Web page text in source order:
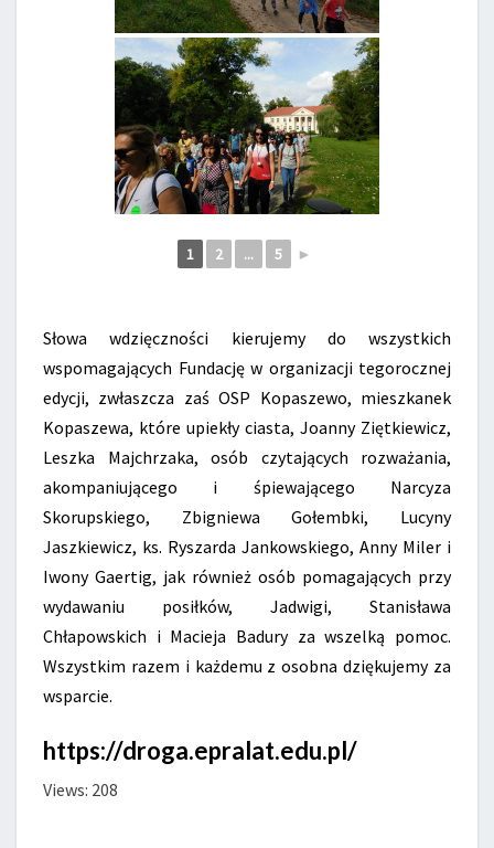
1 2 ... 5 ►
Słowa wdzięczności kierujemy do wszystkich
wspomagających Fundację w organizacji tegorocznej
edycji, zwłaszcza zaś OSP Kopaszewo, mieszkanek
Kopaszewa, które upiekły ciasta, Joanny Ziętkiewicz,
Leszka Majchrzaka, osób czytających rozważania,
akompaniującego i śpiewającego Narcyza
Skorupskiego, Zbigniewa Gołembki, Lucyny
Jaszkiewicz, ks. Ryszarda Jankowskiego, Anny Miler i
Iwony Gaertig, jak również osób pomagających przy
wydawaniu posiłków, Jadwigi, Stanisława
Chłapowskich i Macieja Badury za wszelką pomoc.
Wszystkim razem i każdemu z osobna dziękujemy za
wsparcie.
https://droga.epralat.edu.pl/
Views: 208